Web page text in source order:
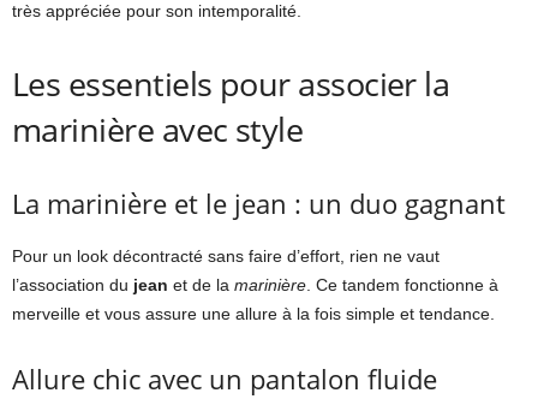
très appréciée pour son intemporalité.
Les essentiels pour associer la
marinière avec style
La marinière et le jean : un duo gagnant
Pour un look décontracté sans faire d’effort, rien ne vaut
l’association du jean et de la marinière . Ce tandem fonctionne à
merveille et vous assure une allure à la fois simple et tendance.
Allure chic avec un pantalon fluide